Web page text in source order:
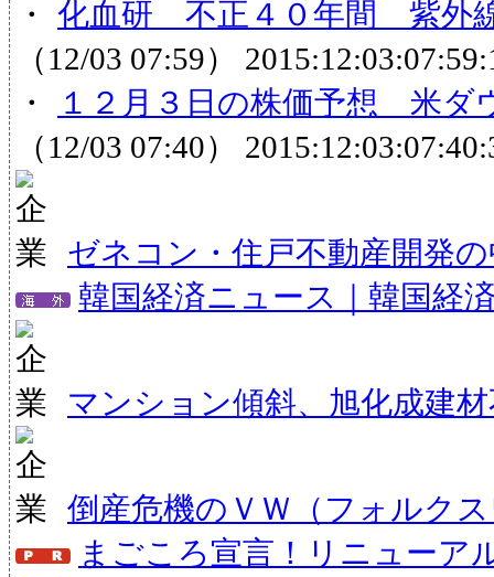
・ 化血研 不正４０年間 紫外
（12/03 07:59）
・
１２月３日の株価予想 米
（12/03 07:40）
ゼネコン・住戸不動産開発
韓国経済ニュース｜韓国経
マンション傾斜、旭化成建
倒産危機のＶＷ（フォルク
まごころ宣言！リニューア